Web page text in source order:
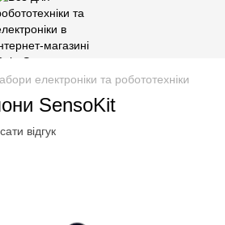
електроніки та робототехніки
SensoKit
відгук